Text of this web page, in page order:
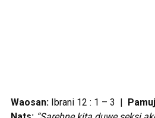
Waosan: Ibrani 12 : 1 – 3 |